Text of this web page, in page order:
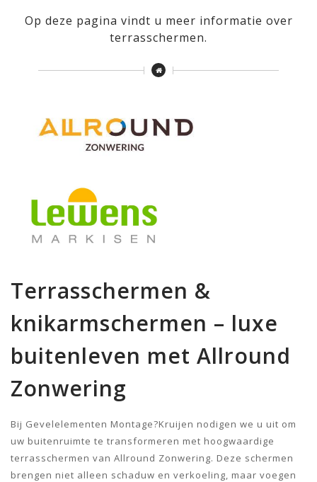
Op deze pagina vindt u meer informatie over
terrasschermen.
Terrasschermen &
knikarmschermen – luxe
buitenleven met Allround
Zonwering
Bij Gevelelementen Montage?Kruijen nodigen we u uit om
uw buitenruimte te transformeren met hoogwaardige
terrasschermen van Allround Zonwering. Deze schermen
brengen niet alleen schaduw en verkoeling, maar voegen